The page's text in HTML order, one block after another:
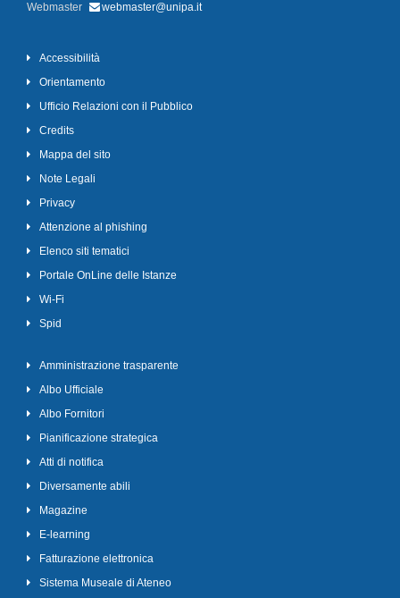
Webmaster
webmaster@unipa.it
Accessibilità
Orientamento
Ufficio Relazioni con il Pubblico
Credits
Mappa del sito
Note Legali
Privacy
Attenzione al phishing
Elenco siti tematici
Portale OnLine delle Istanze
Wi-Fi
Spid
Amministrazione trasparente
Albo Ufficiale
Albo Fornitori
Pianificazione strategica
Atti di notifica
Diversamente abili
Magazine
E-learning
Fatturazione elettronica
Sistema Museale di Ateneo